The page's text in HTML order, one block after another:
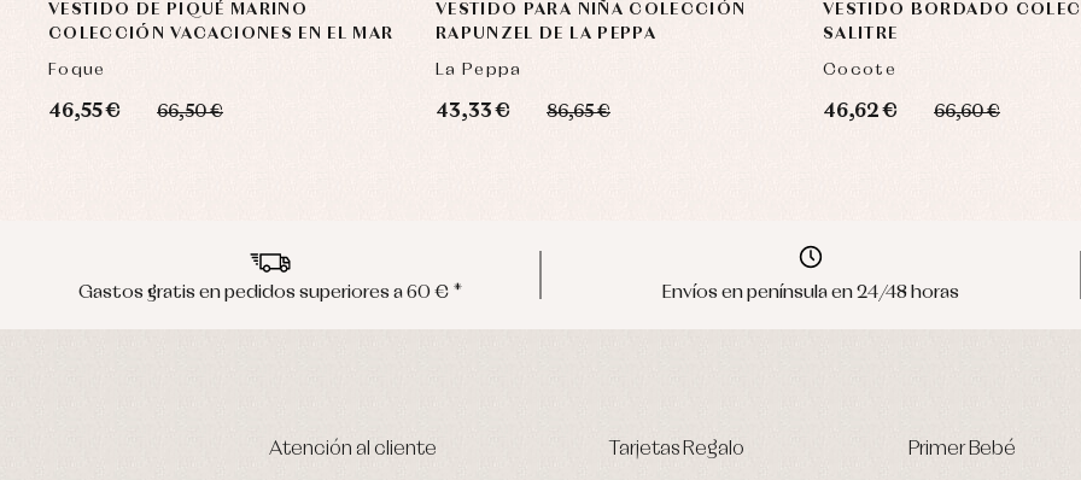
VESTIDO DE PIQUÉ MARINO
COLECCIÓN VACACIONES EN EL MAR
Foque
46,55 € 66,50 €
VESTIDO PARA NIÑA COLECCIÓN
RAPUNZEL DE LA PEPPA
La Peppa
43,33 € 86,65 €
VESTIDO BORDADO
SALITRE
Cocote
46,62 € 66,60 €
Gastos gratis en pedidos superiores a 60 € * Envíos en península en 24/48 horas
Atención al cliente Tarjetas Regalo Primer Bebé